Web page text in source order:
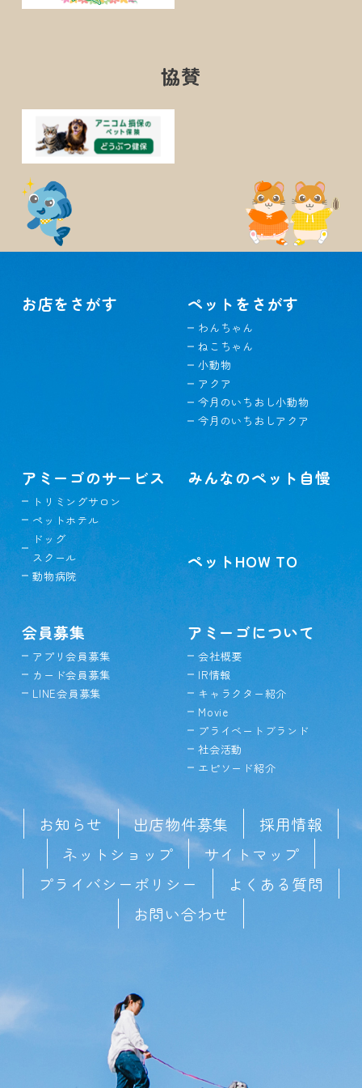
協賛
お店をさがす ペットをさがす
わんちゃん
ねこちゃん
小動物
アクア
今月のいちおし小動物
今月のいちおしアクア
アミーゴのサービス
トリミングサロン
ペットホテル
ドッグ
スクール
動物病院
みんなのペット自慢
ペットHOW TO
会員募集
アプリ会員募集
カード会員募集
LINE会員募集
アミーゴについて
会社概要
IR情報
キャラクター紹介
Movie
プライベートブランド
社会活動
エピソード紹介
お知らせ 出店物件募集
採用情報
ネットショップ
サイトマップ
プライバシーポリシー
よくある質問
お問い合わせ